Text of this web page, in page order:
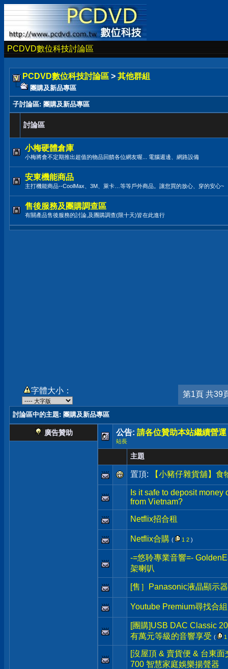
PCDVD數位科技討論區
PCDVD數位科技討論區 > 其他群組
團購及新品專區
子討論區: 團購及新品專區
討論區
小梅硬體倉庫
小梅將會不定期推出超值的物品回饋各位網友喔... 電腦週邊、網路設備
安東機能商品
主打機能商品--CoolMax、3M、萊卡…等等戶外商品。讓您買的放心、穿的安心~
售後服務及團購調查區
有關產品售後服務的討論,及團購調查(限十天)皆在此進行
字體大小： 第1頁 共39
討論區中的主題: 團購及新品專區
廣告贊助 公告: 請各位贊助本站繼續營運
站長
主題
置頂: 【小豬仔雜貨舖】
Is it safe to deposit
from Vietnam?
Netflix招合租
Netflix合購 ( 1 2 )
-=悠聆專業音響=-
架喇叭
[售］Panasonic液晶顯示
Youtube Premium尋找合組
[團購]USB DAC Classic
有萬元等級的音響享受 ( 1
[沒屋頂 & 賣貨便 & 台東
700 智慧家庭娛樂揚聲器